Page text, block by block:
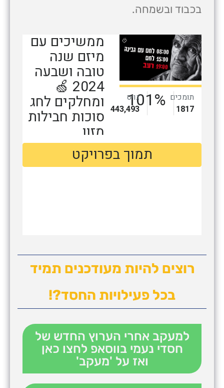
בכבוד ובשמחה.
רוצים להיות מעודכנים תמיד
בכל פעילויות החסד?!
למעקב אחרי הערוץ החדש של
חסדי נעמי בווסאפ לחצו כאן
ואז על 'מעקב'